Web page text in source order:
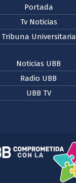
Portada
Tv Noticias
Tribuna Universitaria
Noticias UBB
Radio UBB
UBB TV